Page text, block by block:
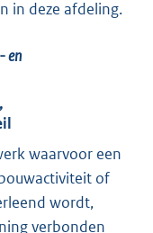
in deze afdeling.
en
waarvoor een
of
wordt,
verbonden